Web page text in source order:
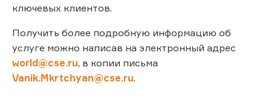
ключевых клиентов.
Получить более подробную информацию об
услуге можно написав на электронный адрес
world@cse.ru, в копии письма
Vanik.Mkrtchyan@cse.ru.